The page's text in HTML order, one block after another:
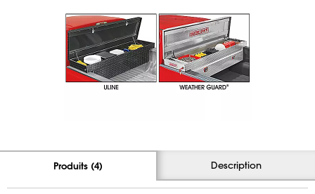
Produits (4) Description